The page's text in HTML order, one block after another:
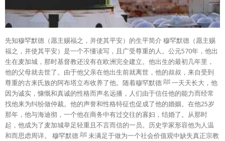
先知穆罕默德（愿主赐福之，并使其平安）的生平简介 穆罕默德（愿主赐
福之，并使其平安）是一个不懂读写，且广受尊重的人。公元570年，他出
生在麦加城，那时基督教还没有在欧洲完全建立。他出生的最初几年里，
他的父母就去世了。由于他父亲在他出生前就离世，他的叔叔，来自受到
尊重的古来氏族的阿布塔立布收养了他。随着穆罕默德 ﷺ 一天天长大，他
因为诚实，慷慨和真诚的性格而声名远播，人们由于信任他的能力而经常
找他来为纠纷做仲裁。他的声誉和性格特征也促成了他的婚姻。在他25岁
那年，他与海迪彻，一个他在商务中有过交往的寡妇，结婚了。从那时
起，他成为了麦加城举足轻重且不言而信的一员。历史学家形容他为人温
和而思虑周详。 穆罕默德 ﷺ 未满足于做为一个社会价值观中缺失真正宗教